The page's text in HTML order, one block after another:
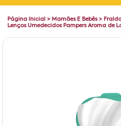
Página Inicial > Mamães E Bebês>
Lenços Umedecidos Pampers Aroma de